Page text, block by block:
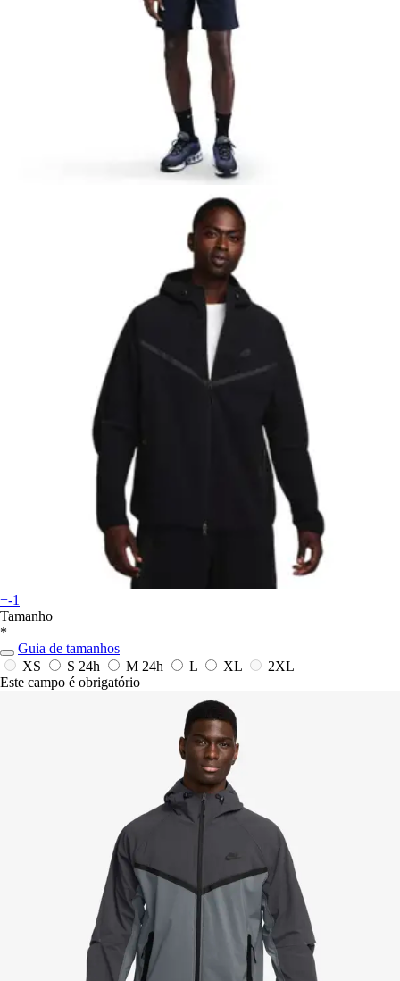
+-1
Tamanho
*
Guia de tamanhos
XS
S 24h M 24h L XL
2XL
Este campo é obrigatório